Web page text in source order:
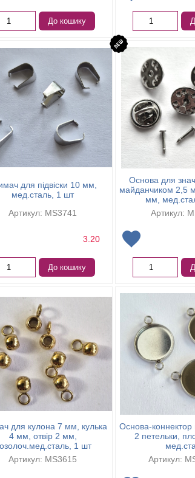
До кошику
для підвіски 10 мм,
мед.сталь, 1 шт
Артикул: MS3741
3.20
До кошику
Основа для
майданчиком 2,5
мм,
Артикул:
для кулона 7 мм, кулька
4 мм, отвір 2 мм,
1 шт
Артикул: MS3615
Основа-коннектор
2 петельки,
Артикул: